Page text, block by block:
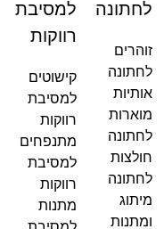
לחתונה
זוהרים
לחתונה
אותיות
מוארות
לחתונה
חולצות
לחתונה
מיתוג
ומתנות
למסיבת
רווקות
קישוטים
למסיבת
רווקות
מתנפחים
למסיבת
רווקות
מתנות